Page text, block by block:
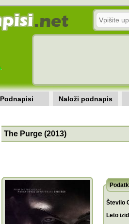
Podnapisi Naloži podnapis
The Purge (2013)
Število
Leto